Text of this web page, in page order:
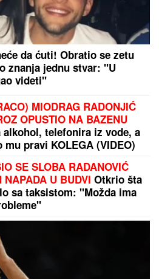
zaštite prirodne oaze u
NA SVETU"
sa Jovanom
svi komentarišu da je